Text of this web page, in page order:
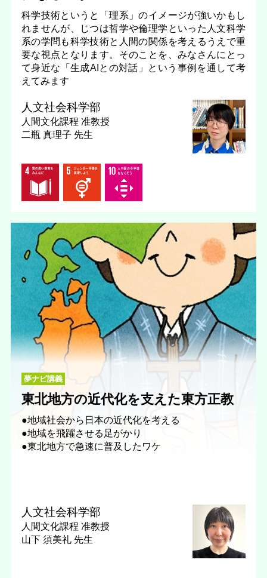
科学技術というと「理系」のイメージが強いかもし
れませんが、じつは哲学や倫理学といった人文科学
系の学問も科学技術と人間の関係を考えるうえで重
要な視点となります。そのことを、みなさんにとっ
て身近な「生成AIとの対話」という事例を通して考
えてみます
人文社会科学部
人間文化課程 准教授
二瓶 真理子 先生
夢ナビ講義
東北地方の近代化を支えた東方正教
●地域社会から日本の近代化を考える
●地域を飛躍させる足がかり
●東北地方で急速に普及したワケ
人文社会科学部
人間文化課程 准教授
山下 須美礼 先生